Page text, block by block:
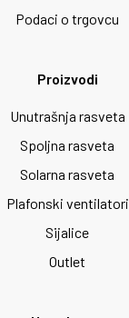
Podaci o trgovcu
Proizvodi
Unutrašnja rasveta
Spoljna rasveta
Solarna rasveta
Plafonski ventilatori
Sijalice
Outlet